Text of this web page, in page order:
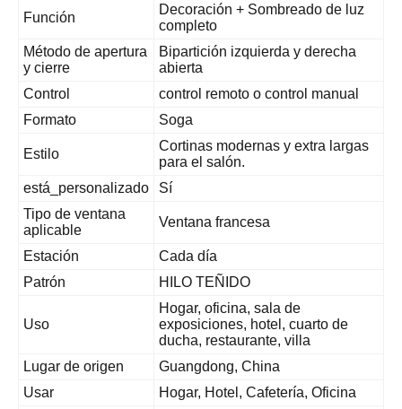
Función
Decoración + Sombreado de luz
completo
Método de apertura
y cierre
Bipartición izquierda y derecha
abierta
Control
control remoto o control manual
Formato
Soga
Estilo
Cortinas modernas y extra largas
para el salón.
está_personalizado
Sí
Tipo de ventana
aplicable
Ventana francesa
Estación
Cada día
Patrón
HILO TEÑIDO
Uso
Hogar, oficina, sala de
exposiciones, hotel, cuarto de
ducha, restaurante, villa
Lugar de origen
Guangdong, China
Usar
Hogar, Hotel, Cafetería, Oficina